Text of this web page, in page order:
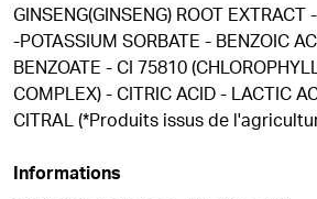
GINSENG(GINSENG) ROOT EXTRACT
-POTASSIUM SORBATE - BENZOIC
BENZOATE - CI 75810
COMPLEX) - CITRIC ACID - LACTIC
CITRAL (*Produits issus de
Informations